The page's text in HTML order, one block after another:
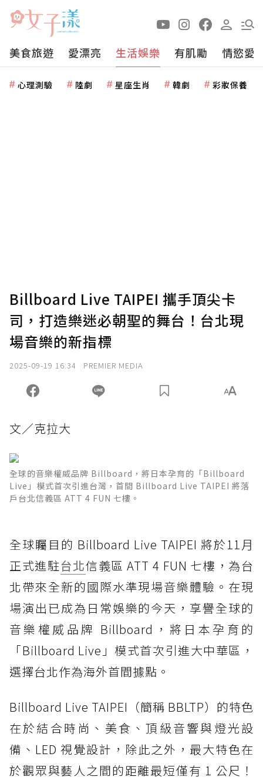
美食旅遊 愛漂亮 生活娛樂 有肌勵 情慾愛
心理測驗 陸劇 星座生肖 韓劇 彩妝保養
Billboard Live TAIPEI 攜手頂尖卡
司，打造樂迷必朝聖的舞台！台北現
場音樂的新指標
2025-09-19 16:34 PREMIER MEDIA
文／克拉大
全球的音樂權威品牌 Billboard，將日本孕育的「Billboard
Live」模式首次引進台灣，首間 Billboard Live TAIPEI 將落
戶台北信義區 ATT 4 FUN 七樓。
全球矚目的 Billboard Live TAIPEI 將於11月
正式進駐台北信義區 ATT 4 FUN 七樓，為台
北帶來全新的國際水準現場音樂體驗。在現
場演出已成為日常娛樂的今天，享譽全球的
音樂權威品牌 Billboard，將日本孕育的
「Billboard Live」模式首次引進大中華區，
選擇台北作為海外首間據點。
Billboard Live TAIPEI（簡稱 BBLTP）的特色
在於結合時尚、美食、頂級音響與燈光設
備、LED 視覺設計，除此之外，最大特色在
於觀眾與藝人之間的距離最短僅有 1 公尺！